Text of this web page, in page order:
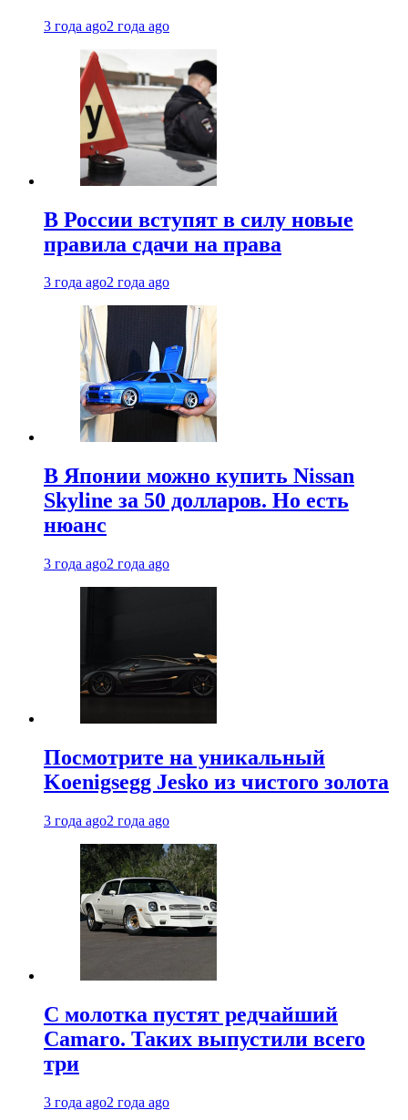
3 года ago2 года ago
В России вступят в силу новые
правила сдачи на права
3 года ago2 года ago
В Японии можно купить Nissan
Skyline за 50 долларов. Но есть
нюанс
3 года ago2 года ago
Посмотрите на уникальный
Koenigsegg Jesko из чистого золота
3 года ago2 года ago
С молотка пустят редчайший
Camaro. Таких выпустили всего
три
3 года ago2 года ago